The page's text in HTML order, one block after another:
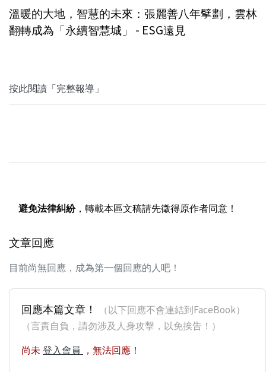
溫暖的大地，智慧的未來：張麗善八年擘劃，雲林
翻轉成為「永續智慧城」 - ESG遠見
按此閱讀「完整報導」
避免法律糾紛，轉載本區文稿請先徵得原作者同意！
文章回應
目前尚無回應，成為第一個回應的人吧！
回應本篇文章！
（以下回應不會連結到FaceBook）
（言責自負，請勿涉及人身攻擊，以免挨告！）
尚未 登入會員 ，無法回應！